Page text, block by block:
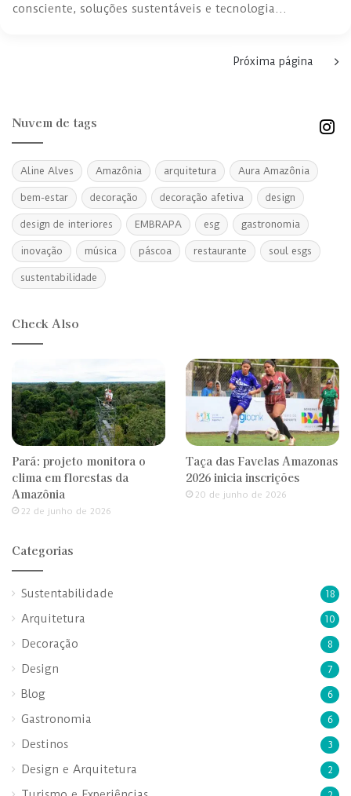
consciente, soluções sustentáveis e tecnologia…
Próxima página
Nuvem de tags
Aline Alves Amazônia arquitetura Aura Amazônia
bem-estar decoração decoração afetiva design
design de interiores EMBRAPA esg gastronomia
inovação música páscoa restaurante soul esgs
sustentabilidade
Check Also
Pará: projeto monitora o
clima em florestas da
Amazônia
22 de junho de 2026
Taça das Favelas Amazonas
2026 inicia inscrições
20 de junho de 2026
Categorias
Sustentabilidade 18
Arquitetura 10
Decoração 8
Design 7
Blog 6
Gastronomia 6
Destinos 3
Design e Arquitetura 2